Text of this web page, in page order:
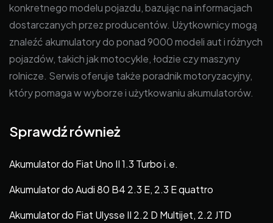
konkretnego modelu pojazdu, bazując na informacjach
dostarczanych przez producentów. Użytkownicy mogą
znaleźć akumulatory do ponad 9000 modeli aut i różnych
pojazdów, takich jak motocykle, łodzie czy maszyny
rolnicze. Serwis oferuje także poradnik motoryzacyjny,
który pomaga w wyborze i użytkowaniu akumulatorów.
Sprawdź również
Akumulator do Fiat Uno II 1.3 Turbo i.e.
Akumulator do Audi 80 B4 2.3 E, 2.3 E quattro
Akumulator do Fiat Ulysse II 2.2 D Multijet, 2.2 JTD